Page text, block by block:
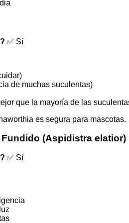
✅ Sí
de muchas suculentas)
que la mayoría de las
es segura para mascotas.
Fundido (Aspidistra elatior)
✅ Sí